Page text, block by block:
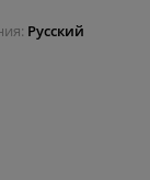
Русский